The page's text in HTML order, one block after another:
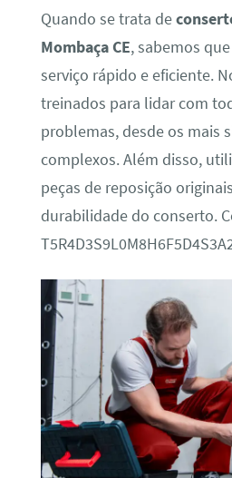
Quando se trata de
Mombaça CE, sabemos
serviço rápido e eficiente.
treinados para lidar com
problemas, desde os mais
complexos. Além disso,
peças de reposição
durabilidade do conserto.